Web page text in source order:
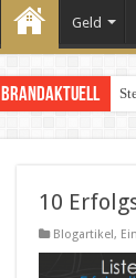
Geld
Brandaktuell
10
Blogartikel,